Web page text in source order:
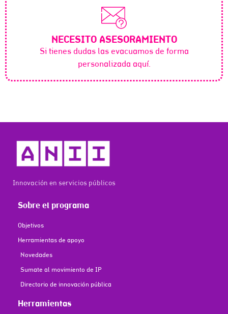
NECESITO ASESORAMIENTO
Si tienes dudas las evacuamos de forma
personalizada aquí.
QUIERO
CONTACTARLOS
Innovación en servicios públicos
Sobre el programa
Objetivos
Herramientas de apoyo
Novedades
Sumate al movimiento de IP
Directorio de innovación pública
Herramientas